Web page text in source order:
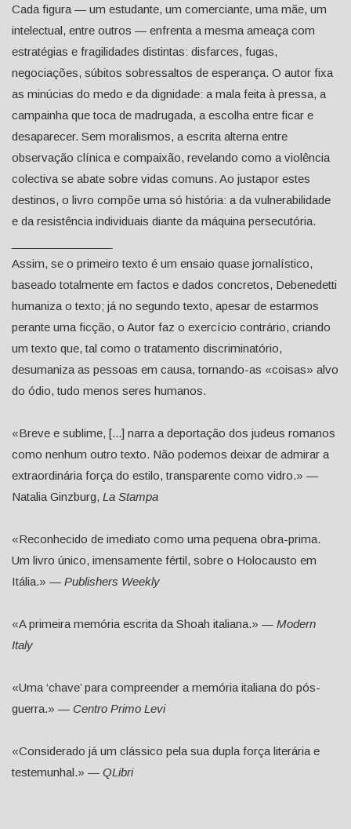
Cada figura — um estudante, um comerciante, uma mãe, um
intelectual, entre outros — enfrenta a mesma ameaça com
estratégias e fragilidades distintas: disfarces, fugas,
negociações, súbitos sobressaltos de esperança. O autor fixa
as minúcias do medo e da dignidade: a mala feita à pressa, a
campainha que toca de madrugada, a escolha entre ficar e
desaparecer. Sem moralismos, a escrita alterna entre
observação clínica e compaixão, revelando como a violência
colectiva se abate sobre vidas comuns. Ao justapor estes
destinos, o livro compõe uma só história: a da vulnerabilidade
e da resistência individuais diante da máquina persecutória.
Assim, se o primeiro texto é um ensaio quase jornalístico,
baseado totalmente em factos e dados concretos, Debenedetti
humaniza o texto; já no segundo texto, apesar de estarmos
perante uma ficção, o Autor faz o exercício contrário, criando
um texto que, tal como o tratamento discriminatório,
desumaniza as pessoas em causa, tornando-as «coisas» alvo
do ódio, tudo menos seres humanos.
«Breve e sublime, [...] narra a deportação dos judeus romanos
como nenhum outro texto. Não podemos deixar de admirar a
extraordinária força do estilo, transparente como vidro.» —
Natalia Ginzburg, La Stampa
«Reconhecido de imediato como uma pequena obra-prima.
Um livro único, imensamente fértil, sobre o Holocausto em
Itália.» — Publishers Weekly
«A primeira memória escrita da Shoah italiana.» — Modern
Italy
«Uma ‘chave’ para compreender a memória italiana do pós-
guerra.» — Centro Primo Levi
«Considerado já um clássico pela sua dupla força literária e
testemunhal.» — QLibri